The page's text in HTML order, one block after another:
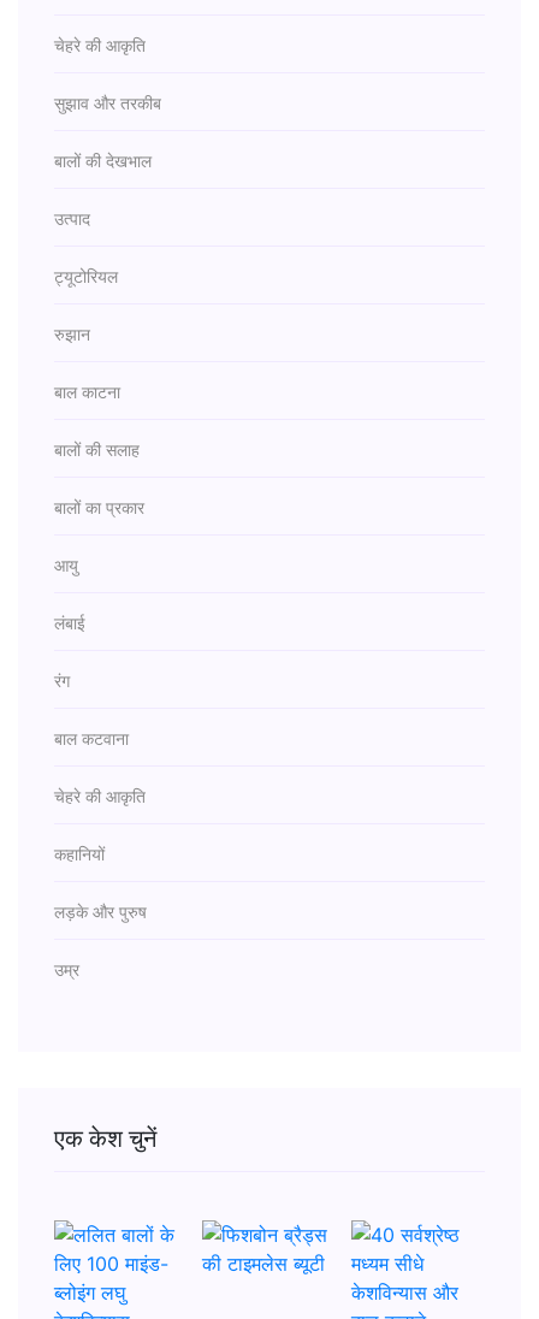
चेहरे की आकृति
सुझाव और तरकीब
बालों की देखभाल
उत्पाद
ट्यूटोरियल
रुझान
बाल काटना
बालों की सलाह
बालों का प्रकार
आयु
लंबाई
रंग
बाल कटवाना
चेहरे की आकृति
कहानियों
लड़के और पुरुष
उम्र
एक केश चुनें